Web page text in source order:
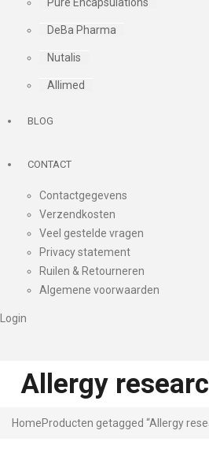
DeBa Pharma
Nutalis
Allimed
BLOG
CONTACT
Contactgegevens
Verzendkosten
Veel gestelde vragen
Privacy statement
Ruilen & Retourneren
Algemene voorwaarden
Login
Allergy
HomeProducten getagged “Allergy